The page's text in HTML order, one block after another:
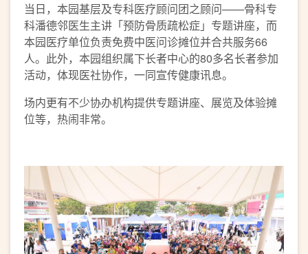
当日，本园基层及专科医疗顾问团之顾问——骨科专
科潘德邻医生主讲「预防骨质疏松症」专题讲座，而
本园医疗单位负责免费中医问诊摊位并合共服务66
人。此外，本园组织属下长者中心的80多名长者参加
活动，体现医社协作，一同宣传健康讯息。
场内更有不少协办机构提供专题讲座、展览及体验摊
位等，热闹非常。